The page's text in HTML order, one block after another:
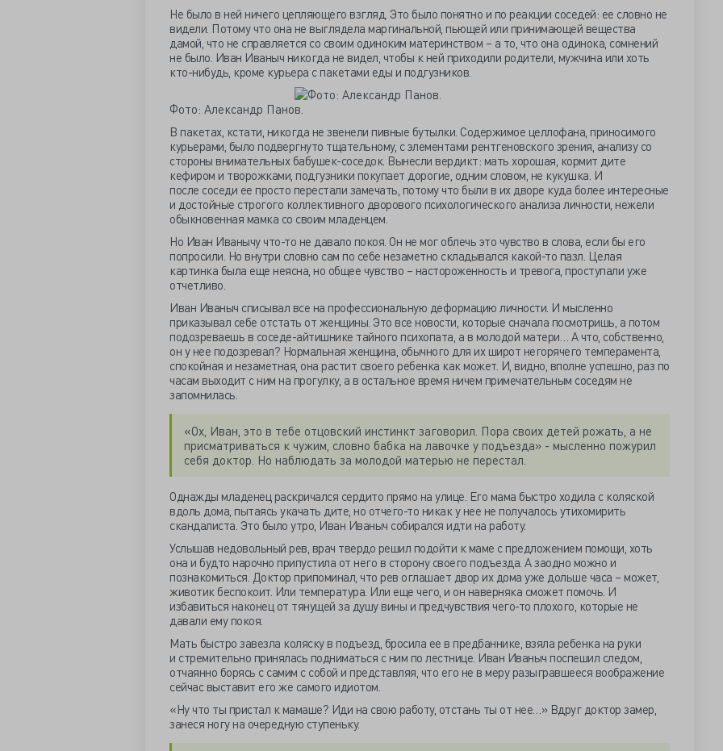
Не было в ней ничего цепляющего взгляд. Это было понятно и по реакции соседей: ее словно не
видели. Потому что она не выглядела маргинальной, пьющей или принимающей вещества
дамой, что не справляется со своим одиноким материнством – а то, что она одинока, сомнений
не было. Иван Иваныч никогда не видел, чтобы к ней приходили родители, мужчина или хоть
кто-нибудь, кроме курьера с пакетами еды и подгузников.
Фото: Александр Панов.
В пакетах, кстати, никогда не звенели пивные бутылки. Содержимое целлофана, приносимого
курьерами, было подвергнуто тщательному, с элементами рентгеновского зрения, анализу со
стороны внимательных бабушек-соседок. Вынесли вердикт: мать хорошая, кормит дите
кефиром и творожками, подгузники покупает дорогие, одним словом, не кукушка. И
после соседи ее просто перестали замечать, потому что были в их дворе куда более интересные
и достойные строгого коллективного дворового психологического анализа личности, нежели
обыкновенная мамка со своим младенцем.
Но Иван Иванычу что-то не давало покоя. Он не мог облечь это чувство в слова, если бы его
попросили. Но внутри словно сам по себе незаметно складывался какой-то пазл. Целая
картинка была еще неясна, но общее чувство – настороженность и тревога, проступали уже
отчетливо.
Иван Иваныч списывал все на профессиональную деформацию личности. И мысленно
приказывал себе отстать от женщины. Это все новости, которые сначала посмотришь, а потом
подозреваешь в соседе-айтишнике тайного психопата, а в молодой матери… А что, собственно,
он у нее подозревал? Нормальная женщина, обычного для их широт негорячего темперамента,
спокойная и незаметная, она растит своего ребенка как может. И, видно, вполне успешно, раз по
часам выходит с ним на прогулку, а в остальное время ничем примечательным соседям не
запомнилась.
«Ох, Иван, это в тебе отцовский инстинкт заговорил. Пора своих детей рожать, а не
присматриваться к чужим, словно бабка на лавочке у подъезда» - мысленно пожурил
себя доктор. Но наблюдать за молодой матерью не перестал.
Однажды младенец раскричался сердито прямо на улице. Его мама быстро ходила с коляской
вдоль дома, пытаясь укачать дите, но отчего-то никак у нее не получалось утихомирить
скандалиста. Это было утро, Иван Иваныч собирался идти на работу.
Услышав недовольный рев, врач твердо решил подойти к маме с предложением помощи, хоть
она и будто нарочно припустила от него в сторону своего подъезда. А заодно можно и
познакомиться. Доктор припоминал, что рев оглашает двор их дома уже дольше часа – может,
животик беспокоит. Или температура. Или еще чего, и он наверняка сможет помочь. И
избавиться наконец от тянущей за душу вины и предчувствия чего-то плохого, которые не
давали ему покоя.
Мать быстро завезла коляску в подъезд, бросила ее в предбаннике, взяла ребенка на руки
и стремительно принялась подниматься с ним по лестнице. Иван Иваныч поспешил следом,
отчаянно борясь с самим с собой и представляя, что его не в меру разыгравшееся воображение
сейчас выставит его же самого идиотом.
«Ну что ты пристал к мамаше? Иди на свою работу, отстань ты от нее…» Вдруг доктор замер,
занеся ногу на очередную ступеньку.